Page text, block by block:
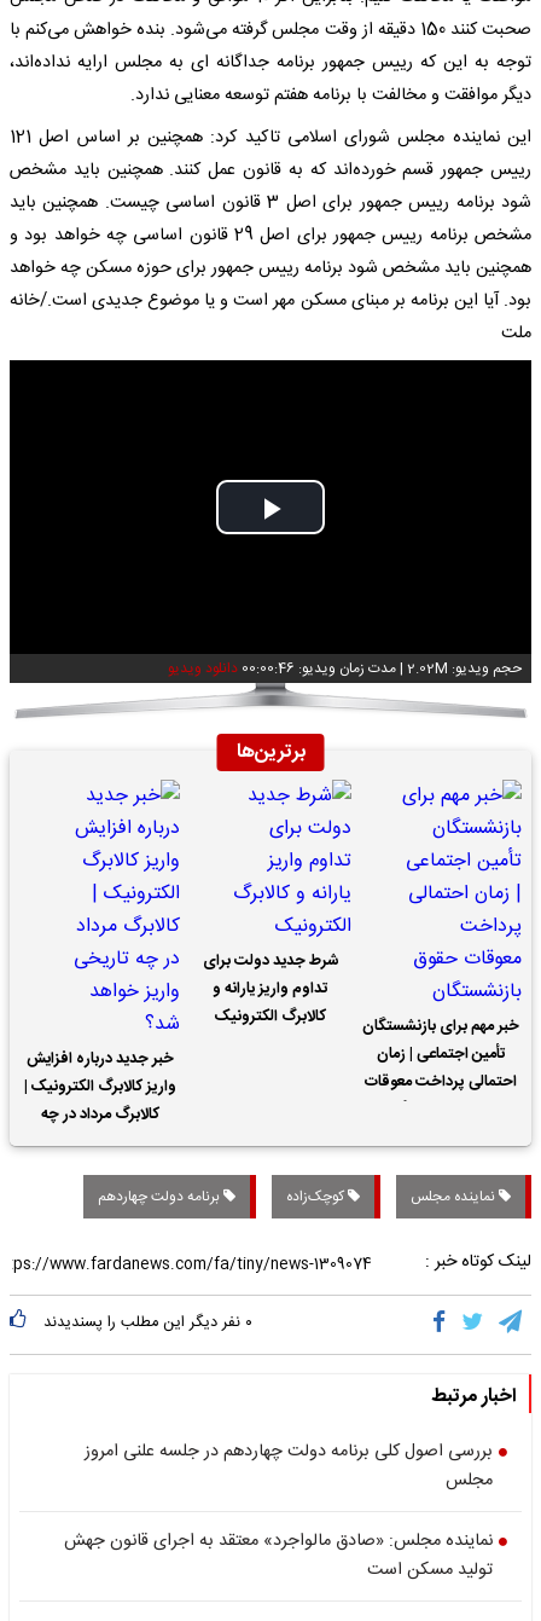
صحبت کنند 150 دقیقه از وقت مجلس گرفته می‌شود. بنده خواهش می‌کنم با
توجه به این که رییس جمهور برنامه جداگانه ای به مجلس ارایه نداده‌اند،
دیگر موافقت و مخالفت با برنامه هفتم توسعه معنایی ندارد.
این نماینده مجلس شورای اسلامی تاکید کرد: همچنین بر اساس اصل 121
رییس جمهور قسم خورده‌اند که به قانون عمل کنند. همچنین باید مشخص
شود برنامه رییس جمهور برای اصل 3 قانون اساسی چیست. همچنین باید
مشخص برنامه رییس جمهور برای اصل 29 قانون اساسی چه خواهد بود و
همچنین باید مشخص شود برنامه رییس جمهور برای حوزه مسکن چه خواهد
بود. آیا این برنامه بر مبنای مسکن مهر است و یا موضوع جدیدی است./خانه
ملت
Play
حجم ویدیو: 2.02M |مدت زمان ویدیو: 00:00:46 دانلود ویدیو
برترین‌ها
خبر مهم برای بازنشستگان
تأمین اجتماعی | زمان
احتمالی پرداخت معوقات
شرط جدید دولت برای
تداوم واریز یارانه و
کالابرگ الکترونیک
خبر جدید درباره افزایش
واریز کالابرگ الکترونیک |
کالابرگ مرداد در چه
تاریخی واریز خواهد شد؟
نماینده مجلس کوچک‌زاده برنامه دولت چهاردهم
لینک کوتاه خبر :
۰ نفر دیگر این مطلب را پسندیدند
اخبار مرتبط
بررسی اصول کلی برنامه دولت چهاردهم در جلسه علنی امروز
مجلس
نماینده مجلس: «صادق مالواجرد» معتقد به اجرای قانون جهش
تولید مسکن است